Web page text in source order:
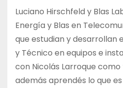
Luciano Hirschfeld y Blas
Energía y Blas en
que estudian y desarrollan
y Técnico en equipos e
con Nicolás Larroque
además aprendés lo que